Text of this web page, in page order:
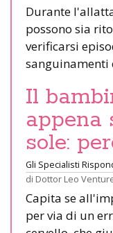
Durante
possono sia
verificarsi
sanguinamenti
Il
appena
sole:
Gli Specialisti
di Dottor Leo
Capita se
per via di un